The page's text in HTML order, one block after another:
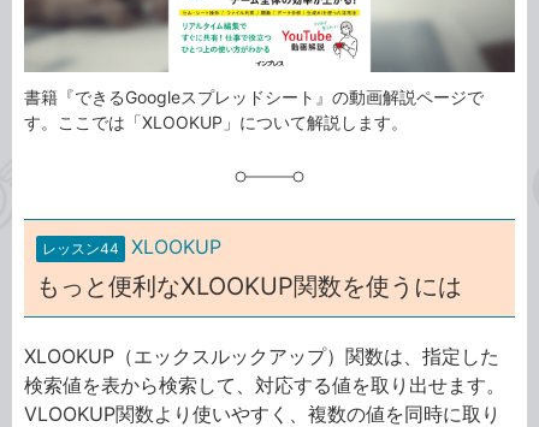
書籍『できるGoogleスプレッドシート』の動画解説ページで
す。ここでは「XLOOKUP」について解説します。
レッスン44 XLOOKUP
もっと便利なXLOOKUP関数を使うには
XLOOKUP（エックスルックアップ）関数は、指定した
検索値を表から検索して、対応する値を取り出せます。
VLOOKUP関数より使いやすく、複数の値を同時に取り